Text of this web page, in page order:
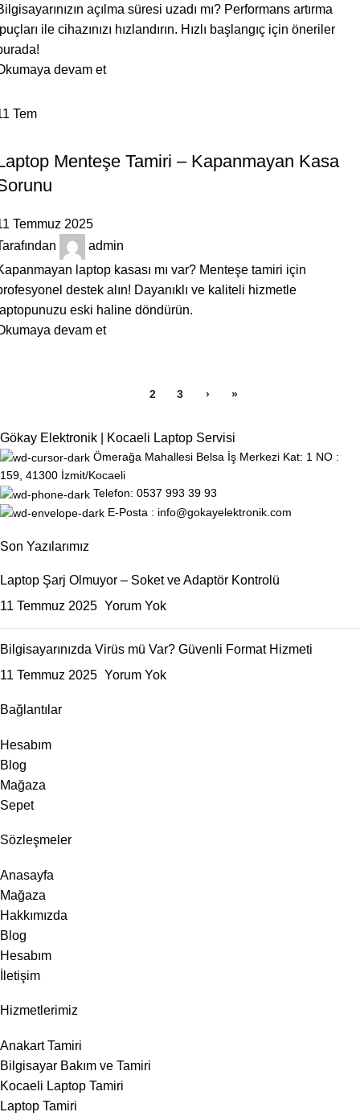
açılma süresi uzadı mı? Performans artırma
ile cihazınızı hızlandırın. Hızlı başlangıç için öneriler
devam et
Tem
Menteşe Tamiri – Kapanmayan Kasa
Temmuz 2025
admin
laptop kasası mı var? Menteşe tamiri için
destek alın! Dayanıklı ve kaliteli hizmetle
eski haline döndürün.
devam et
2 3 › »
Gökay Elektronik | Kocaeli Laptop Servisi
Ömerağa Mahallesi Belsa İş Merkezi Kat: 1 NO :
159, 41300 İzmit/Kocaeli
Telefon: 0537 993 39 93
E-Posta : info@gokayelektronik.com
Son Yazılarımız
Laptop Şarj Olmuyor – Soket ve Adaptör Kontrolü
11 Temmuz 2025 Yorum Yok
Bilgisayarınızda Virüs mü Var? Güvenli Format Hizmeti
11 Temmuz 2025 Yorum Yok
Bağlantılar
Hesabım
Blog
Mağaza
Sepet
Sözleşmeler
Anasayfa
Mağaza
Hakkımızda
Blog
Hesabım
İletişim
Hizmetlerimiz
Anakart Tamiri
Bilgisayar Bakım ve Tamiri
Kocaeli Laptop Tamiri
Laptop Tamiri